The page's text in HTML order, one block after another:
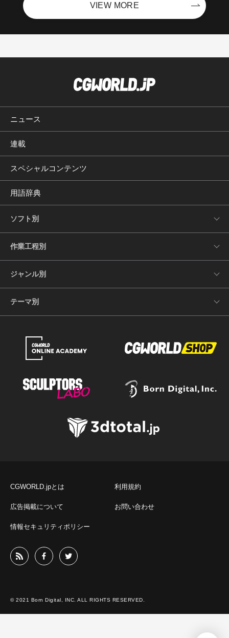
VIEW MORE
ニュース
連載
スペシャルコンテンツ
用語辞典
ソフト別
作業工程別
ジャンル別
テーマ別
CGWORLD.jpとは 利用規約
広告掲載について お問い合わせ
情報セキュリティポリシー
© 2021 Born Digital, INC. ALL RIGHTS RESERVED.